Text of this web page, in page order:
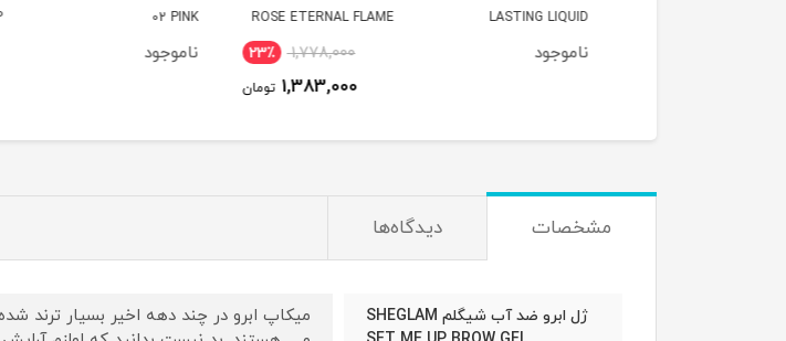
LASTING LIQUID
EYELINER – BLACK
ناموجود
ROSE ETERNAL FLAME
CREAM BLUSH
1,778,000 23٪
1,383,000 تومان
02 PINK
ناموجود
مشخصات دیدگاه‌ها
ژل ابرو ضد آب شیگلم SHEGLAM
میکاپ ابرو در چند دهه اخیر بسیار ترند